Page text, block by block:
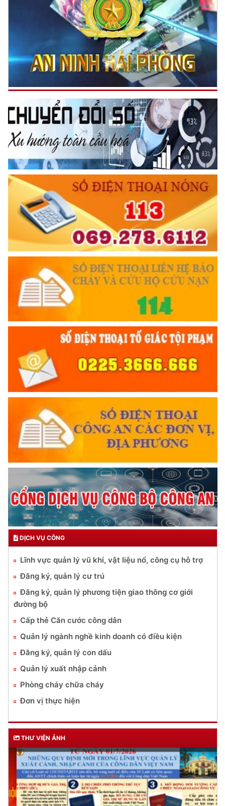
DỊCH VỤ CÔNG
Lĩnh vực quản lý vũ khí, vật liệu nổ, công cụ hỗ trợ
Đăng ký, quản lý cư trú
Đăng ký, quản lý phương tiện giao thông cơ giới
đường bộ
Cấp thẻ Căn cước công dân
Quản lý ngành nghề kinh doanh có điều kiện
Đăng ký, quản lý con dấu
Quản lý xuất nhập cảnh
Phòng cháy chữa cháy
Đơn vị thực hiện
THƯ VIỆN ẢNH